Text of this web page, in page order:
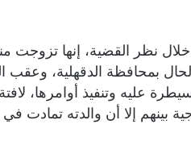
بمحافظة الدقهلية، وعقب
عليه وتنفيذ أوامرها،
بينهم إلا أن والدته تمادت